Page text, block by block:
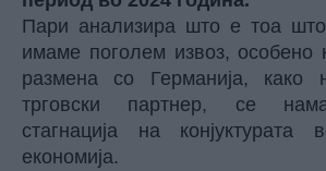
Пари анализира што е тоа
имаме поголем извоз, особено
размена со Германија, како
трговски партнер, се
стагнација на конјуктурата
економија.